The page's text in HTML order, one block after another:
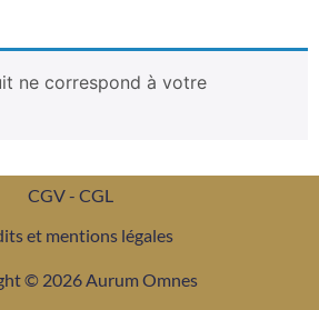
ne correspond à votre
CGV - CGL
et mentions légales
© 2026 Aurum Omnes